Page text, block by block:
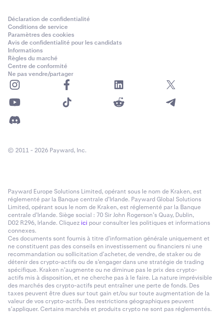
Déclaration de confidentialité
Conditions de service
Paramètres des cookies
Avis de confidentialité pour les candidats
Informations
Règles du marché
Centre de conformité
Ne pas vendre/partager
© 2011 - 2026 Payward, Inc.
Payward Europe Solutions Limited, opérant sous le nom de Kraken, est
réglementé par la Banque centrale d’Irlande. Payward Global Solutions
Limited, opérant sous le nom de Kraken, est réglementé par la Banque
centrale d’Irlande. Siège social : 70 Sir John Rogerson’s Quay, Dublin,
D02 R296, Irlande. Cliquezici pour consulter les politiques et informations
connexes.
Ces documents sont fournis à titre d’information générale uniquement et
ne constituent pas des conseils en investissement ou financiers ni une
recommandation ou sollicitation d’acheter, de vendre, de staker ou de
détenir des crypto-actifs ou de s’engager dans une stratégie de trading
spécifique. Kraken n’augmente ou ne diminue pas le prix des crypto-
actifs mis à disposition, et ne cherche pas à le faire. La nature imprévisible
des marchés des crypto-actifs peut entraîner une perte de fonds. Des
taxes peuvent être dues sur tout gain et/ou sur toute augmentation de la
valeur de vos crypto-actifs. Des restrictions géographiques peuvent
s’appliquer. Certains marchés et produits crypto ne sont pas réglementés.